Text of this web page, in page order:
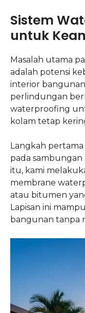
Sistem
untuk
Masalah utama
adalah potensi
interior
perlindungan
waterproofing
kolam tetap
Langkah
pada
itu, kami
membrane
atau bitumen
Lapisan ini
bangunan tanpa